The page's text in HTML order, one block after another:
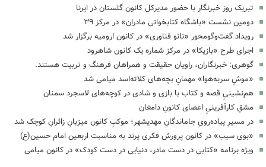
تبریک روز خبرنگار با حضور مدیرکل کانون گلستان در ایرنا
دومین نشست «باشگاه کتابخوانی مادران» در مرکز ۳۹
رویداد گفت‌وگومحور «نانو فناوری» در کانون ارومیه برگزار شد
اجرای طرح «بازیکا» در مرکز شماره یک کانون شاهرود
گوهری: خبرنگاران، راویان حقیقت و همراهان فرهنگ و تربیت هستند.
«موشِ سربه‌هوا» مهمانِ بچه‌های کلاته‌اسد میامی شد
هم‌نشینیِ قصه و کتاب با بازی و شادی در کوچه‌های لاسجرد سمنان
مشقِ کارآفرینیِ اعضای کانونِ دامغان
در مسیرِ پیاده‌رویِ جاماندگانِ مهدیشهر؛ موکبِ کانون میزبانِ زائرانِ کوچک شد
«بوی سیب» در کانون پرورش فکری پرند به مناسبت اربعین امام حسین(ع)
ویژه برنامه «کتابی در دست مادر، دنیایی در دست کودک» در کانون میامی